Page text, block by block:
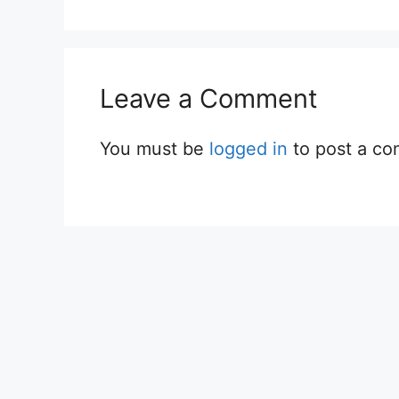
Leave a Comment
You must be logged in to post a